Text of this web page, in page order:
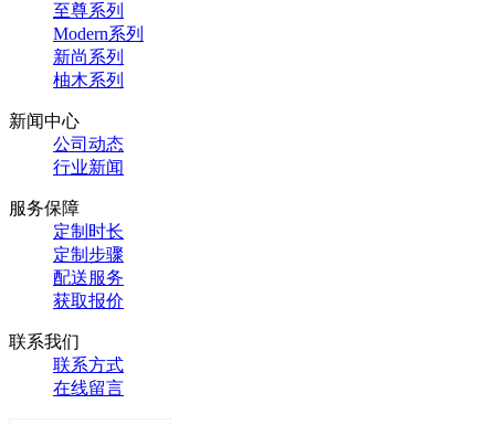
至尊系列
Modern系列
新尚系列
柚木系列
新闻中心
公司动态
行业新闻
服务保障
定制时长
定制步骤
配送服务
获取报价
联系我们
联系方式
在线留言